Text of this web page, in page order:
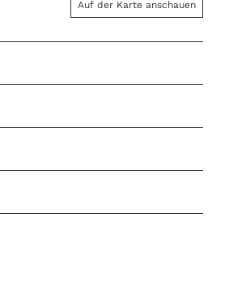
Auf der Karte anschauen